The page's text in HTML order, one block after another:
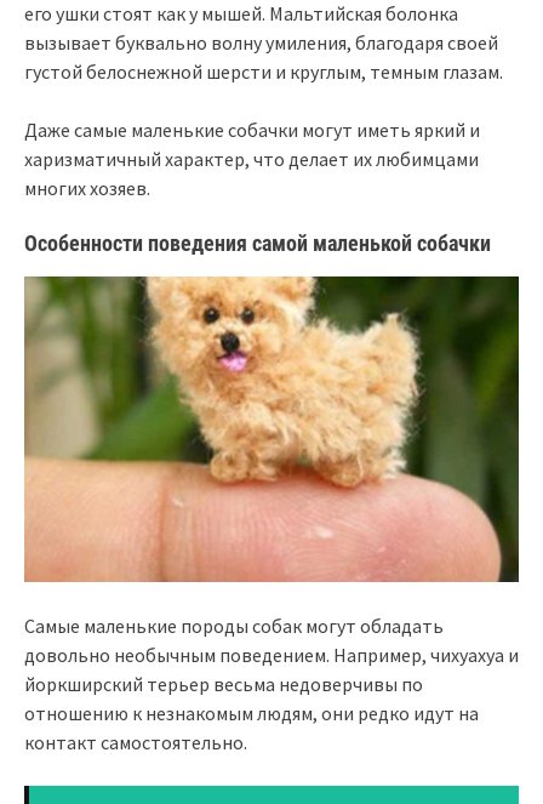
его ушки стоят как у мышей. Мальтийская болонка
вызывает буквально волну умиления, благодаря своей
густой белоснежной шерсти и круглым, темным глазам.
Даже самые маленькие собачки могут иметь яркий и
харизматичный характер, что делает их любимцами
многих хозяев.
Особенности поведения самой маленькой собачки
Самые маленькие породы собак могут обладать
довольно необычным поведением. Например, чихуахуа и
йоркширский терьер весьма недоверчивы по
отношению к незнакомым людям, они редко идут на
контакт самостоятельно.